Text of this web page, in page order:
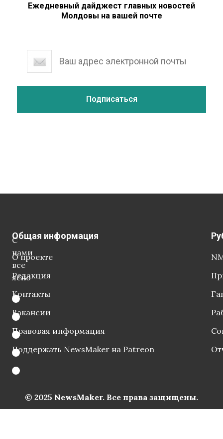
Ежедневный дайджест главных новостей
Молдовы на вашей почте
С
нами
все
ясно
Общая информация
О проекте
Редакция
Контакты
Вакансии
Правовая информация
Поддержать NewsMaker на Patreon
© 2025 NewsMaker. Все права защищены.